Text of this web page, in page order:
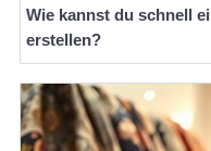
Wie kannst du schnell
erstellen?